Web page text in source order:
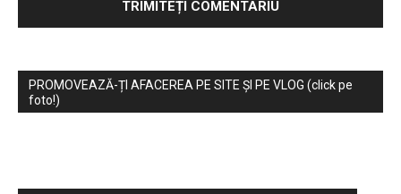
PROMOVEAZĂ-ȚI AFACEREA PE SITE ȘI PE VLOG (click pe
foto!)